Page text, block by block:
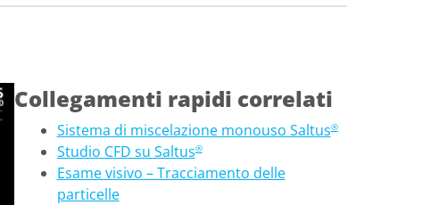
Collegamenti rapidi correlati
Sistema di miscelazione monouso Saltus®
Studio CFD su Saltus®
Esame visivo – Tracciamento delle
particelle